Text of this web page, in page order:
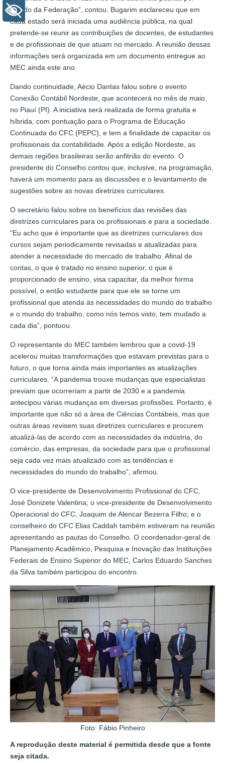
estado da Federação”, contou. Bugarim esclareceu que em
cada estado será iniciada uma audiência pública, na qual
pretende-se reunir as contribuições de docentes, de estudantes
e de profissionais de que atuam no mercado. A reunião dessas
informações será organizada em um documento entregue ao
MEC ainda este ano.
Dando continuidade, Aécio Dantas falou sobre o evento
Conexão Contábil Nordeste, que acontecerá no mês de maio,
no Piauí (PI). A iniciativa será realizada de forma gratuita e
híbrida, com pontuação para o Programa de Educação
Continuada do CFC (PEPC), e tem a finalidade de capacitar os
profissionais da contabilidade. Após a edição Nordeste, as
demais regiões brasileiras serão anfitriãs do evento. O
presidente do Conselho contou que, inclusive, na programação,
haverá um momento para as discussões e o levantamento de
sugestões sobre as novas diretrizes curriculares.
O secretário falou sobre os benefícios das revisões das
diretrizes curriculares para os profissionais e para a sociedade.
“Eu acho que é importante que as diretrizes curriculares dos
cursos sejam periodicamente revisadas e atualizadas para
atender à necessidade do mercado de trabalho. Afinal de
contas, o que é tratado no ensino superior, o que é
proporcionado de ensino, visa capacitar, da melhor forma
possível, o então estudante para que ele se torne um
profissional que atenda às necessidades do mundo do trabalho
e o mundo do trabalho, como nós temos visto, tem mudado a
cada dia”, pontuou.
O representante do MEC também lembrou que a covid-19
acelerou muitas transformações que estavam previstas para o
futuro, o que torna ainda mais importantes as atualizações
curriculares. “A pandemia trouxe mudanças que especialistas
previam que ocorreriam a partir de 2030 e a pandemia
antecipou várias mudanças em diversas profissões. Portanto, é
importante que não só a área de Ciências Contábeis, mas que
outras áreas revisem suas diretrizes curriculares e procurem
atualizá-las de acordo com as necessidades da indústria, do
comércio, das empresas, da sociedade para que o profissional
seja cada vez mais atualizado com as tendências e
necessidades do mundo do trabalho”, afirmou.
O vice-presidente de Desenvolvimento Profissional do CFC,
José Donizete Valentina; o vice-presidente de Desenvolvimento
Operacional do CFC, Joaquim de Alencar Bezerra Filho; e o
conselheiro do CFC Elias Caddah também estiveram na reunião
apresentando as pautas do Conselho. O coordenador-geral de
Planejamento Acadêmico, Pesquisa e Inovação das Instituições
Federais de Ensino Superior do MEC, Carlos Eduardo Sanches
da Silva também participou do encontro.
Foto: Fábio Pinheiro
A reprodução deste material é permitida desde que a fonte
seja citada.
+ Acessibilidade